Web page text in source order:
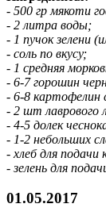
- 500 гр мякоти
- 2 литра воды;
- 1 пучок зелени
- соль по вкусу;
- 1 средняя
- 6-7 горошин
- 6-8 картофелин
- 2 шт лаврового
- 4-5 долек
- 1-2 небольших
- хлеб для подачи
- зелень для
01.05.2017